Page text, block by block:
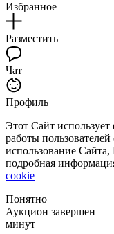
Избранное
Разместить
Чат
Профиль
Этот Сайт
работы
использование
подробная
cookie
Понятно
Аукцион завершен
минут